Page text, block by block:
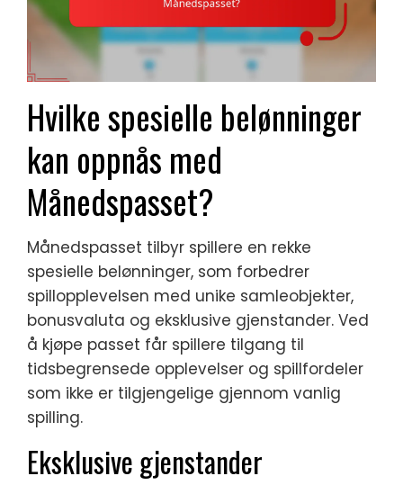
Hvilke spesielle belønninger
kan oppnås med
Månedspasset?
Månedspasset tilbyr spillere en rekke
spesielle belønninger, som forbedrer
spillopplevelsen med unike samleobjekter,
bonusvaluta og eksklusive gjenstander. Ved
å kjøpe passet får spillere tilgang til
tidsbegrensede opplevelser og spillfordeler
som ikke er tilgjengelige gjennom vanlig
spilling.
Eksklusive gjenstander